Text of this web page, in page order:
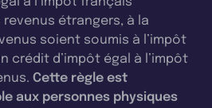
étrangers, à la
soient soumis à l’impôt
crédit d’impôt égal à l’impôt
Cette règle est
aux personnes physiques